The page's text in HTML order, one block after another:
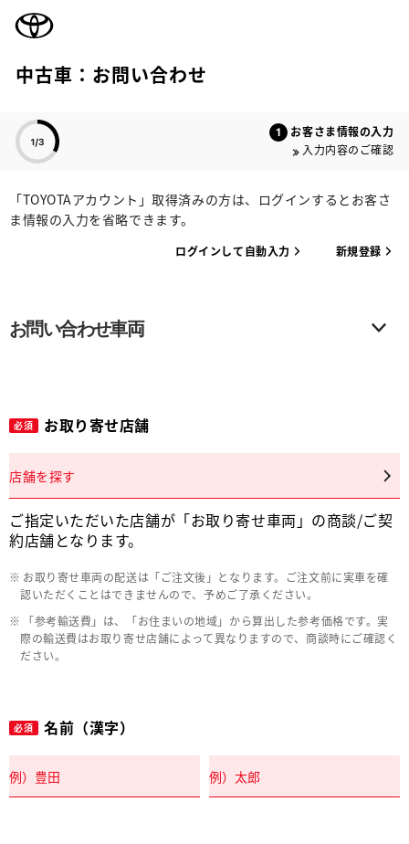
中古車：お問い合わせ
お客さま情報の入力
入力内容のご確認
「TOYOTAアカウント」取得済みの方は、ログインするとお客さ
ま情報の入力を省略できます。
ログインして自動入力 新規登録
お問い合わせ車両
必須 お取り寄せ店舗
店舗を探す
ご指定いただいた店舗が「お取り寄せ車両」の商談/ご契
約店舗となります。
お取り寄せ車両の配送は「ご注文後」となります。ご注文前に実車を確
認いただくことはできませんので、予めご了承ください。
「参考輸送費」は、「お住まいの地域」から算出した参考価格です。実
際の輸送費はお取り寄せ店舗によって異なりますので、商談時にご確認く
ださい。
必須 名前（漢字）